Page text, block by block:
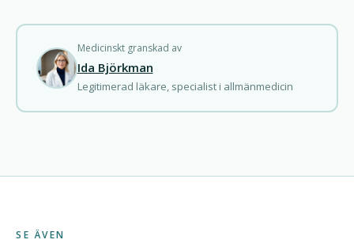
Medicinskt granskad av
Ida Björkman
Legitimerad läkare, specialist i allmänmedicin
SE ÄVEN